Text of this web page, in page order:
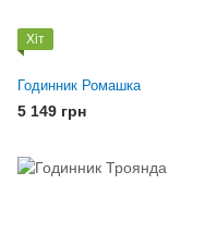
Хіт
Годинник Ромашка
5 149 грн